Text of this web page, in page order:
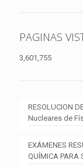
PAGINAS
3,601,755
RESOLUCION
Nucleares de
EXÁMENES
QUÍMICA PARA